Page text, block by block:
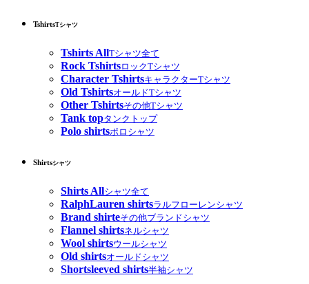
TshirtsTシャツ
Tshirts AllTシャツ全て
Rock TshirtsロックTシャツ
Character TshirtsキャラクターTシャツ
Old TshirtsオールドTシャツ
Other Tshirtsその他Tシャツ
Tank topタンクトップ
Polo shirtsポロシャツ
Shirtsシャツ
Shirts Allシャツ全て
RalphLauren shirtsラルフローレンシャツ
Brand shirteその他ブランドシャツ
Flannel shirtsネルシャツ
Wool shirtsウールシャツ
Old shirtsオールドシャツ
Shortsleeved shirts半袖シャツ